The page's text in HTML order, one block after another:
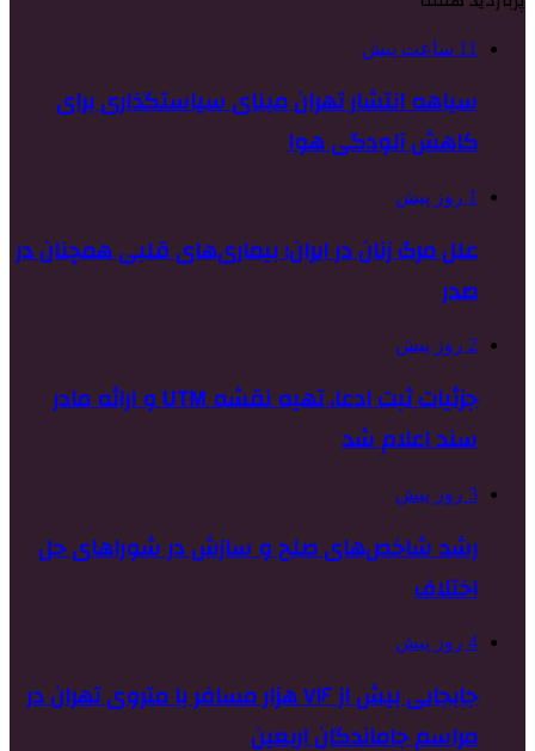
11 ساعت پیش
سیاهه انتشار تهران مبنای سیاستگذاری برای
کاهش آلودگی هوا
1 روز پیش
علل مرگ زنان در ایران؛ بیماری‌های قلبی همچنان در
صدر
2 روز پیش
جزئیات ثبت ادعا، تهیه نقشه UTM و ارائه مادر
سند اعلام شد
3 روز پیش
رشد شاخص‌های صلح و سازش در شوراهای حل
اختلاف
4 روز پیش
جابجایی بیش از ۷۱۶ هزار مسافر با متروی تهران در
مراسم جاماندگان اربعین